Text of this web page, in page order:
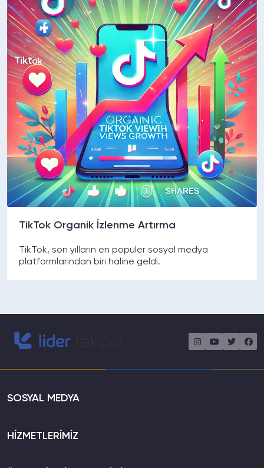
TikTok Organik İzlenme Artırma
TikTok, son yılların en popüler sosyal medya
platformlarından biri haline geldi.
SOSYAL MEDYA
HİZMETLERİMİZ